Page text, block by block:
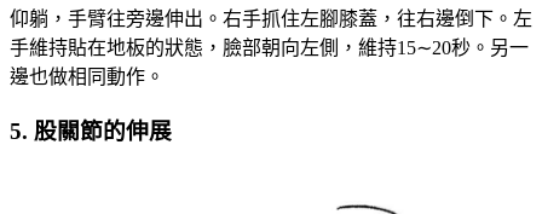
仰躺，手臂往旁邊伸出。右手抓住左腳膝蓋，往右邊倒下。左
手維持貼在地板的狀態，臉部朝向左側，維持15∼20秒。另一
邊也做相同動作。
5. 股關節的伸展